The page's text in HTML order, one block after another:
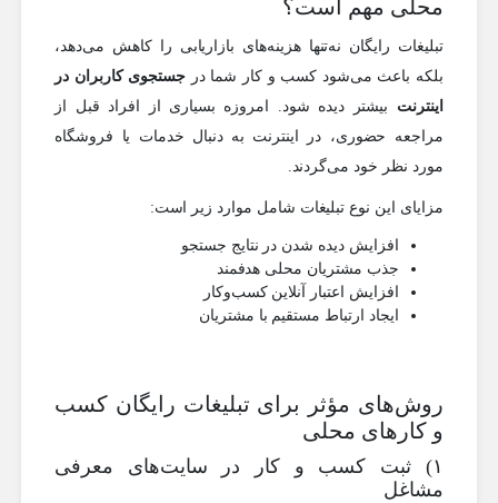
محلی مهم است؟
تبلیغات رایگان نه‌تنها هزینه‌های بازاریابی را کاهش می‌دهد،
بلکه باعث می‌شود کسب و کار شما در جستجوی کاربران در
اینترنت بیشتر دیده شود. امروزه بسیاری از افراد قبل از
مراجعه حضوری، در اینترنت به دنبال خدمات یا فروشگاه
مورد نظر خود می‌گردند.
مزایای این نوع تبلیغات شامل موارد زیر است:
افزایش دیده شدن در نتایج جستجو
جذب مشتریان محلی هدفمند
افزایش اعتبار آنلاین کسب‌وکار
ایجاد ارتباط مستقیم با مشتریان
روش‌های مؤثر برای تبلیغات رایگان کسب
و کارهای محلی
۱) ثبت کسب و کار در سایت‌های معرفی
مشاغل